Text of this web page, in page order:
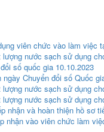
viên chức vào làm việc
nước sạch sử dụng
số quốc gia 10.10.2023
ngày Chuyển đổi số Quốc
nước sạch sử dụng
nước sạch sử dụng
nhận và hoàn thiện hồ sơ
nhận vào viên chức làm